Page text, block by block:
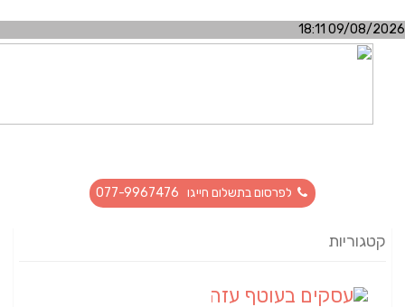
09/08/2026
לפרסום בתשלום חייגו 077-9967476
קטגוריות